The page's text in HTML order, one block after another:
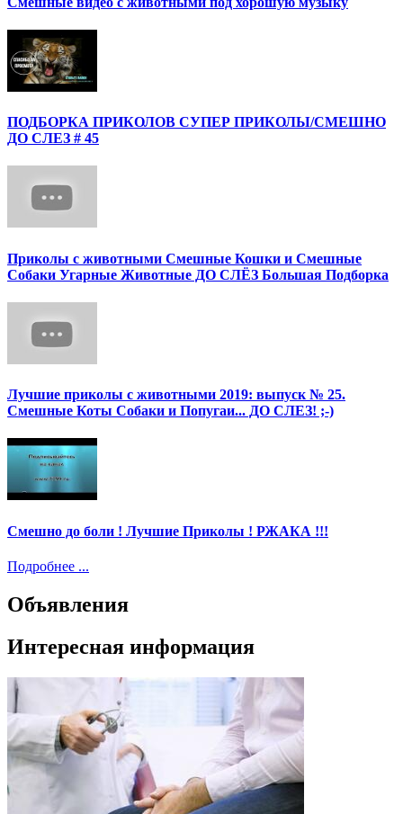
ПОДБОРКА ПРИКОЛОВ СУПЕР ПРИКОЛЫ/СМЕШНО
ДО СЛЕЗ # 45
Приколы с животными Смешные Кошки и Смешные
Собаки Угарные Животные ДО СЛЁЗ Большая Подборка
Лучшие приколы с животными 2019: выпуск № 25.
Смешные Коты Собаки и Попугаи... ДО СЛЕЗ! ;-)
Смешно до боли ! Лучшие Приколы ! РЖАКА !!!
Подробнее ...
Объявления
Интересная информация